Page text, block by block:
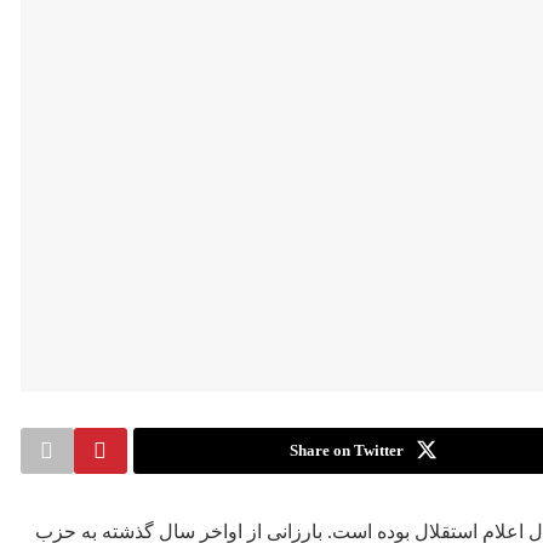
Share on Twitter
اعلام استقلال بوده است. بارزانی از اواخر سال گذشته به حزب